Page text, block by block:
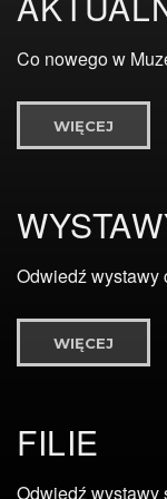
Co nowego w
WIĘCEJ
Odwiedź wystawy
WIĘCEJ
FILIE
Odwiedź wystawy